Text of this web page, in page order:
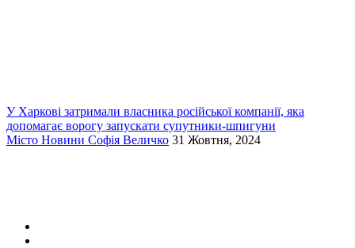
У Харкові затримали власника російської компанії, яка
допомагає ворогу запускати супутники-шпигуни
Місто Новини Софія Величко 31 Жовтня, 2024